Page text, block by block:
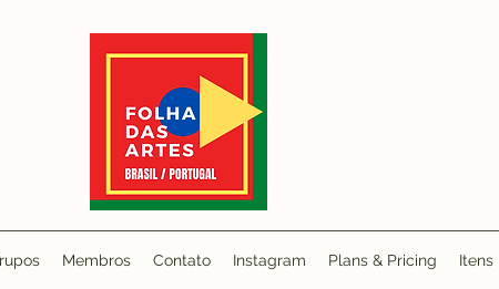
Membros Contato Instagram Plans & Pricing Itens